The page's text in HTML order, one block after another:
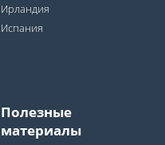
Ирландия
Испания
Полезные
материалы